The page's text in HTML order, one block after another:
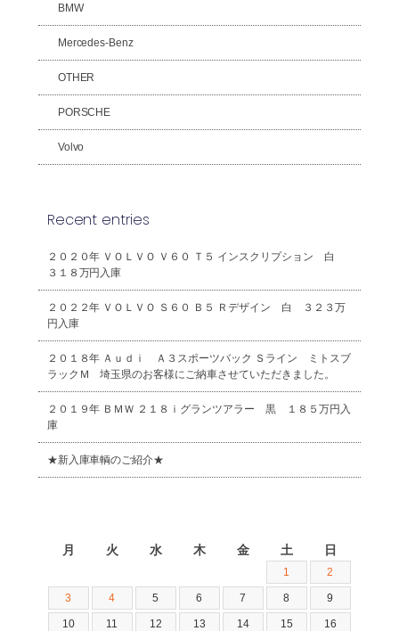
BMW
Mercedes-Benz
OTHER
PORSCHE
Volvo
Recent entries
２０２０年 ＶＯＬＶＯ Ｖ６０ Ｔ５ インスクリプション 白
３１８万円入庫
２０２２年 ＶＯＬＶＯ Ｓ６０ Ｂ５ Ｒデザイン 白 ３２３万
円入庫
２０１８年 Ａｕｄｉ Ａ３スポーツバック Ｓライン ミトスブ
ラックＭ 埼玉県のお客様にご納車させていただきました。
２０１９年 ＢＭＷ ２１８ｉグランツアラー 黒 １８５万円入
庫
★新入庫車輌のご紹介★
月 火 水 木 金 土 日
1 2
3 4 5 6 7 8 9
10 11 12 13 14 15 16